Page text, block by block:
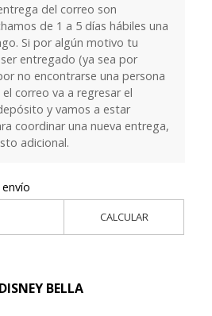
del correo son
de 1 a 5 días hábiles una
Si por algún motivo tu
entregado (ya sea por
no encontrarse una persona
correo va a regresar el
y vamos a estar
coordinar una nueva entrega,
adicional.
CALCULAR
BELLA